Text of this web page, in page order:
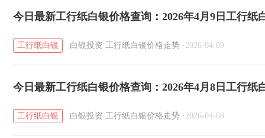
今日最新工行纸白银价格查询：2026年4月9日工行纸
工行纸白银 白银投资 工行纸白银价格走势 · 2026-04-09
今日最新工行纸白银价格查询：2026年4月8日工行纸
工行纸白银 白银投资 工行纸白银价格走势 · 2026-04-08